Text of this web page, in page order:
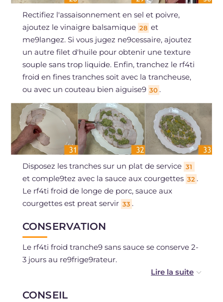
Rectifiez l'assaisonnement en sel et poivre,
ajoutez le vinaigre balsamique 28 et
me9langez. Si vous jugez ne9cessaire, ajoutez
un autre filet d'huile pour obtenir une texture
souple sans trop liquide. Enfin, tranchez le rf4ti
froid en fines tranches soit avec la trancheuse,
ou avec un couteau bien aiguise9 30 .
Disposez les tranches sur un plat de service 31
et comple9tez avec la sauce aux courgettes 32 .
Le rf4ti froid de longe de porc, sauce aux
courgettes est preat servir 33 .
CONSERVATION
Le rf4ti froid tranche9 sans sauce se conserve 2-
3 jours au re9frige9rateur.
se9pare9ment pendant 1 jour dans un
CONSEIL